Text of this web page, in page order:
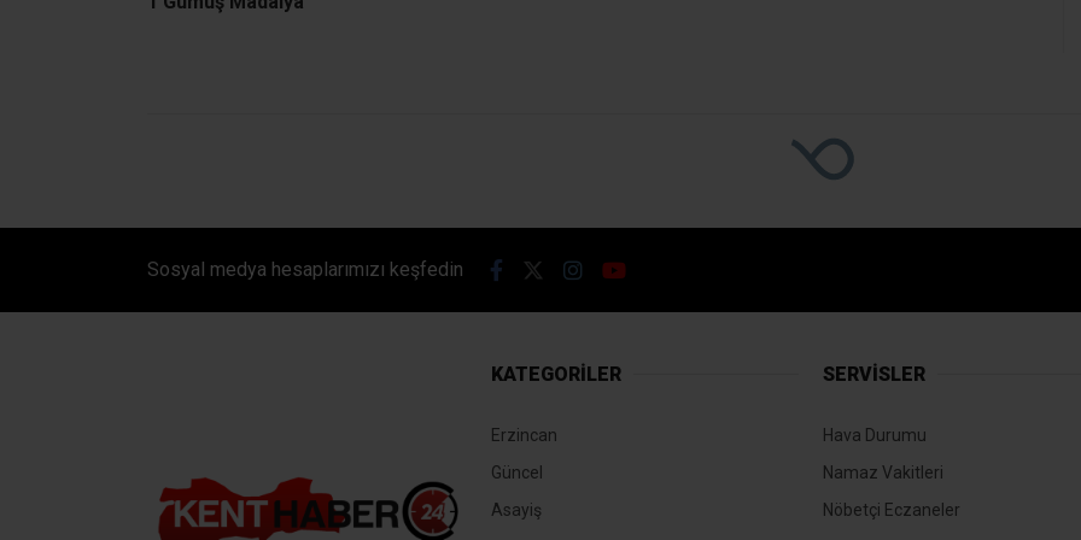
Erzincanlı Millî Sporcudan Avrupa
arkadaşlarıyla birlikte 1871.1 puan toplayarak Avrupa 3’üncüsü oldu.
Giriş: 04-08-2026 10:35 Güncelleme: 04-08-2026 10:35 Kaynak: Hasan Çakmak